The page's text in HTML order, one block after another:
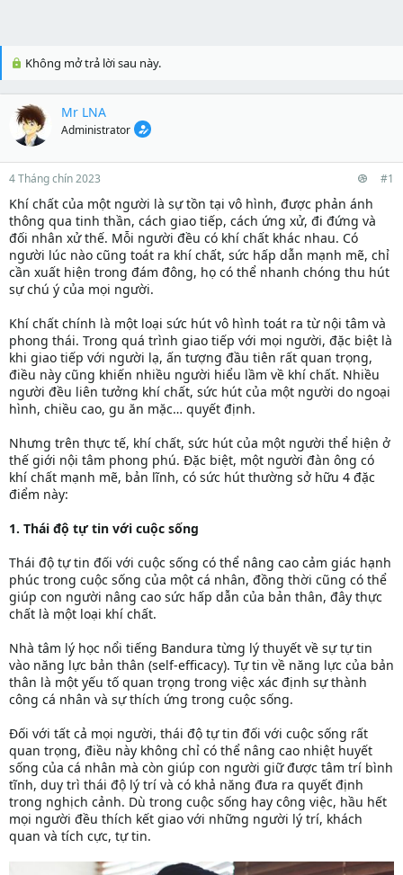
Không mở trả lời sau này.
Mr LNA
Administrator
4 Tháng chín 2023 #1
Khí chất của một người là sự tồn tại vô hình, được phản ánh
thông qua tinh thần, cách giao tiếp, cách ứng xử, đi đứng và
đối nhân xử thế. Mỗi người đều có khí chất khác nhau. Có
người lúc nào cũng toát ra khí chất, sức hấp dẫn mạnh mẽ, chỉ
cần xuất hiện trong đám đông, họ có thể nhanh chóng thu hút
sự chú ý của mọi người.
Khí chất chính là một loại sức hút vô hình toát ra từ nội tâm và
phong thái. Trong quá trình giao tiếp với mọi người, đặc biệt là
khi giao tiếp với người lạ, ấn tượng đầu tiên rất quan trọng,
điều này cũng khiến nhiều người hiểu lầm về khí chất. Nhiều
người đều liên tưởng khí chất, sức hút của một người do ngoại
hình, chiều cao, gu ăn mặc… quyết định.
Nhưng trên thực tế, khí chất, sức hút của một người thể hiện ở
thế giới nội tâm phong phú. Đặc biệt, một người đàn ông có
khí chất mạnh mẽ, bản lĩnh, có sức hút thường sở hữu 4 đặc
điểm này:
1. Thái độ tự tin với cuộc sống
Thái độ tự tin đối với cuộc sống có thể nâng cao cảm giác hạnh
phúc trong cuộc sống của một cá nhân, đồng thời cũng có thể
giúp con người nâng cao sức hấp dẫn của bản thân, đây thực
chất là một loại khí chất.
Nhà tâm lý học nổi tiếng Bandura từng lý thuyết về sự tự tin
vào năng lực bản thân (self-efficacy). Tự tin về năng lực của bản
thân là một yếu tố quan trọng trong việc xác định sự thành
công cá nhân và sự thích ứng trong cuộc sống.
Đối với tất cả mọi người, thái độ tự tin đối với cuộc sống rất
quan trọng, điều này không chỉ có thể nâng cao nhiệt huyết
sống của cá nhân mà còn giúp con người giữ được tâm trí bình
tĩnh, duy trì thái độ lý trí và có khả năng đưa ra quyết định
trong nghịch cảnh. Dù trong cuộc sống hay công việc, hầu hết
mọi người đều thích kết giao với những người lý trí, khách
quan và tích cực, tự tin.